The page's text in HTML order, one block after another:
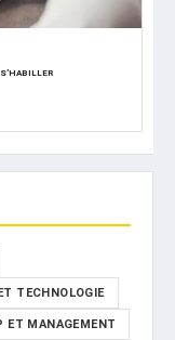
TECHNOLOGIE
ET MANAGEMENT